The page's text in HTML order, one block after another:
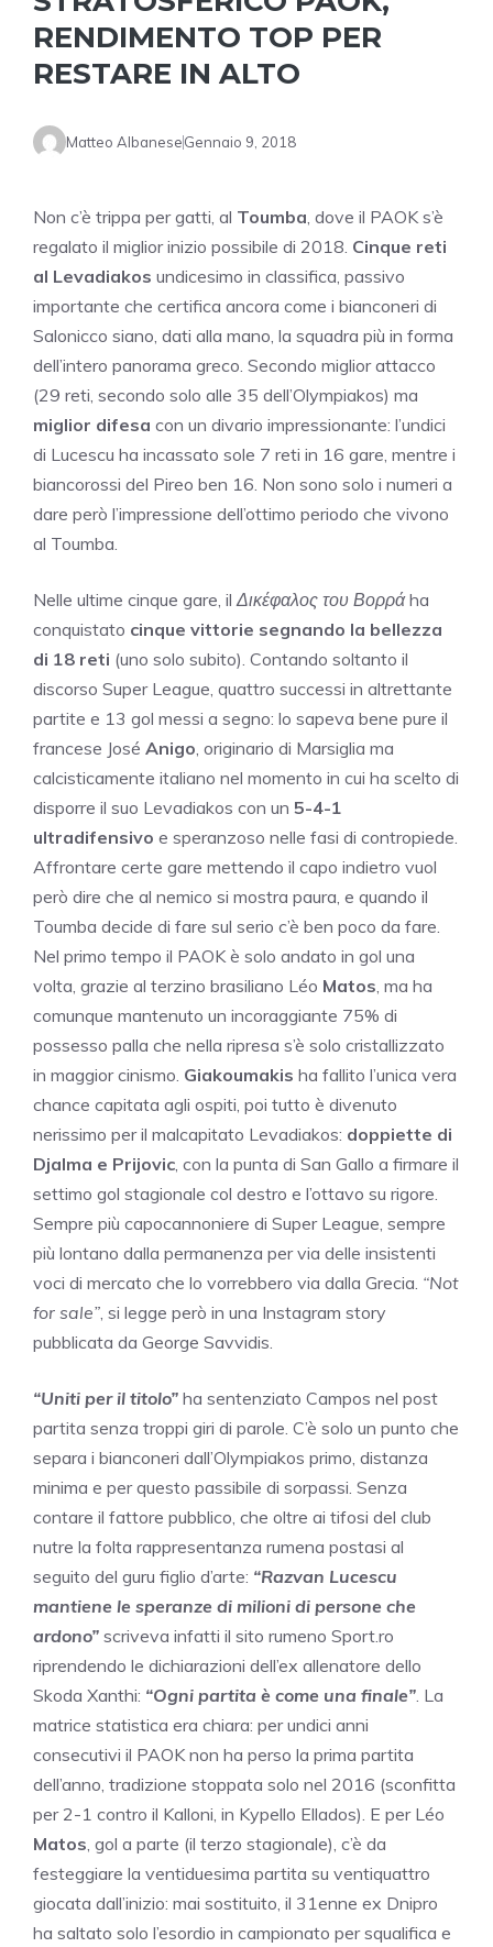
RENDIMENTO TOP PER
RESTARE IN ALTO
Matteo AlbaneseGennaio 9, 2018
Non c’è trippa per gatti, al Toumba, dove il PAOK s’è
regalato il miglior inizio possibile di 2018. Cinque reti
al Levadiakos undicesimo in classifica, passivo
importante che certifica ancora come i bianconeri di
Salonicco siano, dati alla mano, la squadra più in forma
dell’intero panorama greco. Secondo miglior attacco
(29 reti, secondo solo alle 35 dell’Olympiakos) ma
miglior difesa con un divario impressionante: l’undici
di Lucescu ha incassato sole 7 reti in 16 gare, mentre i
biancorossi del Pireo ben 16. Non sono solo i numeri a
dare però l’impressione dell’ottimo periodo che vivono
al Toumba.
Nelle ultime cinque gare, ilΔικέφαλος του Βορράha
conquistato cinque vittorie segnando la bellezza
di 18 reti (uno solo subito). Contando soltanto il
discorso Super League, quattro successi in altrettante
partite e 13 gol messi a segno: lo sapeva bene pure il
francese José Anigo, originario di Marsiglia ma
calcisticamente italiano nel momento in cui ha scelto di
disporre il suo Levadiakos con un 5-4-1
ultradifensivo e speranzoso nelle fasi di contropiede.
Affrontare certe gare mettendo il capo indietro vuol
però dire che al nemico si mostra paura, e quando il
Toumba decide di fare sul serio c’è ben poco da fare.
Nel primo tempo il PAOK è solo andato in gol una
volta, grazie al terzino brasiliano Léo Matos, ma ha
comunque mantenuto un incoraggiante 75% di
possesso palla che nella ripresa s’è solo cristallizzato
in maggior cinismo. Giakoumakis ha fallito l’unica vera
chance capitata agli ospiti, poi tutto è divenuto
nerissimo per il malcapitato Levadiakos: doppiette di
Djalma e Prijovic, con la punta di San Gallo a firmare il
settimo gol stagionale col destro e l’ottavo su rigore.
Sempre più capocannoniere di Super League, sempre
più lontano dalla permanenza per via delle insistenti
voci di mercato che lo vorrebbero via dalla Grecia. “Not
for sale”, si legge però in una Instagram story
pubblicata da George Savvidis.
“Uniti per il titolo” ha sentenziato Campos nel post
partita senza troppi giri di parole. C’è solo un punto che
separa i bianconeri dall’Olympiakos primo, distanza
minima e per questo passibile di sorpassi. Senza
contare il fattore pubblico, che oltre ai tifosi del club
nutre la folta rappresentanza rumena postasi al
seguito del guru figlio d’arte: “Razvan Lucescu
mantiene le speranze di milioni di persone che
ardono” scriveva infatti il sito rumeno Sport.ro
riprendendo le dichiarazioni dell’ex allenatore dello
Skoda Xanthi: “Ogni partita è come una finale”. La
matrice statistica era chiara: per undici anni
consecutivi il PAOK non ha perso la prima partita
dell’anno, tradizione stoppata solo nel 2016 (sconfitta
per 2-1 contro il Kalloni, in Kypello Ellados). E per Léo
Matos, gol a parte (il terzo stagionale), c’è da
festeggiare la ventiduesima partita su ventiquattro
giocata dall’inizio: mai sostituito, il 31enne ex Dnipro
ha saltato solo l’esordio in campionato per squalifica e